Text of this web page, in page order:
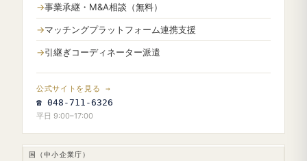
事業承継・M&A相談（無料）
マッチングプラットフォーム連携支援
引継ぎコーディネーター派遣
公式サイトを見る →
☎ 048-711-6326
平日 9:00–17:00
国（中小企業庁）